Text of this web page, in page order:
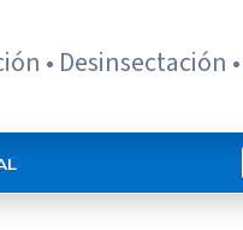
• Desinsectación